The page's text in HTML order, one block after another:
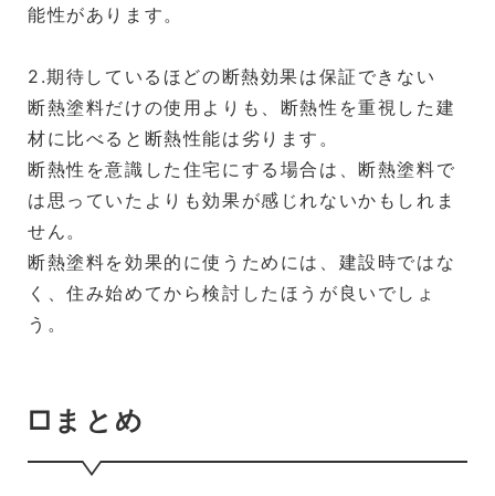
能性があります。
2.期待しているほどの断熱効果は保証できない
断熱塗料だけの使用よりも、断熱性を重視した建
材に比べると断熱性能は劣ります。
断熱性を意識した住宅にする場合は、断熱塗料で
は思っていたよりも効果が感じれないかもしれま
せん。
断熱塗料を効果的に使うためには、建設時ではな
く、住み始めてから検討したほうが良いでしょ
う。
□まとめ